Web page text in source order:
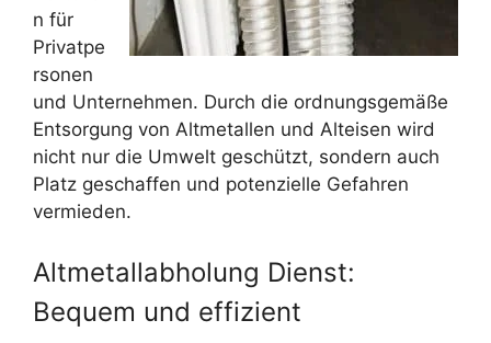
n für
Privatpe
rsonen
und Unternehmen. Durch die ordnungsgemäße
Entsorgung von Altmetallen und Alteisen wird
nicht nur die Umwelt geschützt, sondern auch
Platz geschaffen und potenzielle Gefahren
vermieden.
Altmetallabholung Dienst:
Bequem und effizient